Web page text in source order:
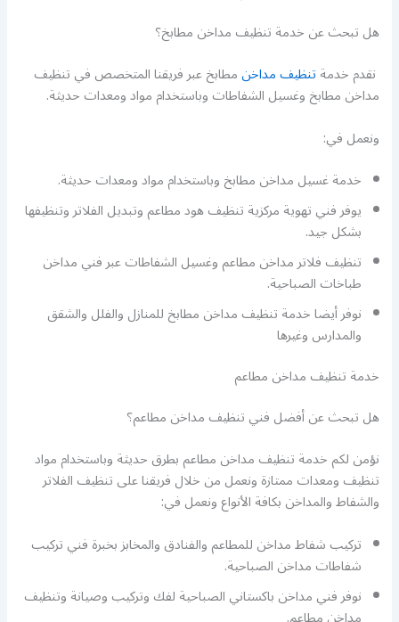
هل تبحث عن خدمة تنظيف مداخن مطابخ؟
نقدم خدمةتنظيف مداخنمطابخ عبر فريقنا المتخصص في تنظيف
مداخن مطابخ وغسيل الشفاطات وباستخدام مواد ومعدات حديثة.
ونعمل في:
خدمة غسيل مداخن مطابخ وباستخدام مواد ومعدات حديثة.
يوفر فني تهوية مركزية تنظيف هود مطاعم وتبديل الفلاتر وتنظيفها
بشكل جيد.
تنظيف فلاتر مداخن مطاعم وغسيل الشفاطات عبر فني مداخن
طباخات الصباحية.
نوفر أيضا خدمة تنظيف مداخن مطابخ للمنازل والفلل والشقق
والمدارس وغيرها
خدمة تنظيف مداخن مطاعم
هل تبحث عن أفضل فني تنظيف مداخن مطاعم؟
نؤمن لكم خدمة تنظيف مداخن مطاعم بطرق حديثة وباستخدام مواد
تنظيف ومعدات ممتازة ونعمل من خلال فريقنا على تنظيف الفلاتر
والشفاط والمداخن بكافة الأنواع ونعمل في:
تركيب شفاط مداخن للمطاعم والفنادق والمخابز بخبرة فني تركيب
شفاطات مداخن الصباحية.
نوفر فني مداخن باكستاني الصباحية لفك وتركيب وصيانة وتنظيف